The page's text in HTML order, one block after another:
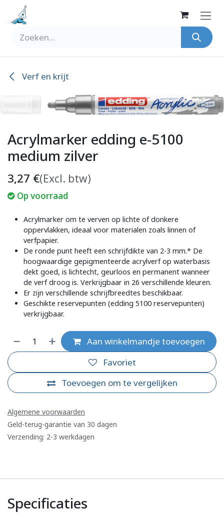
Overslaan naar inhoud
Verf en krijt
Acrylmarker edding e-5100
medium zilver
3,27 €(Excl. btw)
Op voorraad
Acrylmarker om te verven op lichte of donkere
oppervlakken, ideaal voor materialen zoals linnen of
verfpapier.
De ronde punt heeft een schrijfdikte van 2-3 mm.* De
hoogwaardige gepigmenteerde acrylverf op waterbasis
dekt goed, is lichtecht, geurloos en permanent wanneer
de verf droog is. Verkrijgbaar in 26 verschillende kleuren.
Er zijn verschillende schrijfbreedtes beschikbaar.
Geschikte reservepunten (edding 5100 reservepunten)
verkrijgbaar.
Aan winkelmandje toevoegen
Toevoegen om te vergelijken
Favoriet
Algemene voorwaarden
Geld-terug-garantie van 30 dagen
Verzending: 2-3 werkdagen
Specificaties